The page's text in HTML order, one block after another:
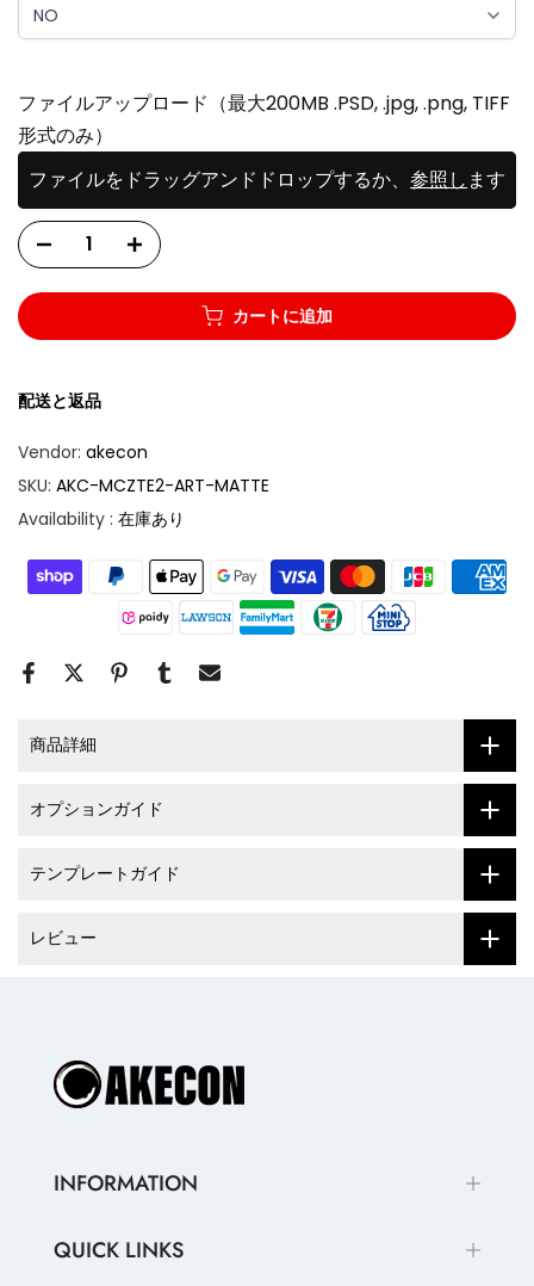
ファイルアップロード（最大200MB .PSD, .jpg, .png, TIFF
形式のみ）
ファイルをドラッグアンドドロップするか、 参照し ます
カートに追加
配送と返品
Vendor: akecon
SKU: AKC-MCZTE2-ART-MATTE
Availability : 在庫あり
商品詳細
オプションガイド
テンプレートガイド
レビュー
INFORMATION
QUICK LINKS